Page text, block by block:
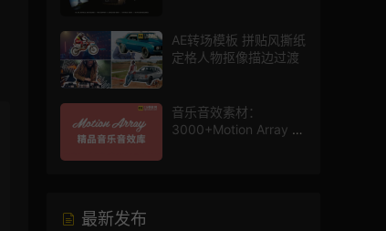
AE转场模板 拼贴风撕纸
定格人物抠像描边过渡
音乐音效素材：
3000+Motion Array 影
最新发布